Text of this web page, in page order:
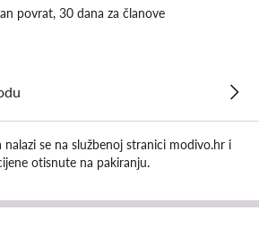
povrat, 30 dana za članove
nalazi se na službenoj stranici modivo.hr i
otisnute na pakiranju.